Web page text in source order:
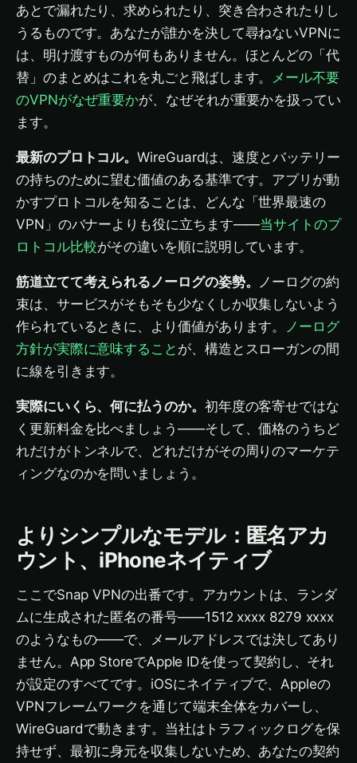
あとで漏れたり、求められたり、突き合わされたりし
うるものです。あなたが誰かを決して尋ねないVPNに
は、明け渡すものが何もありません。ほとんどの「代
替」のまとめはこれを丸ごと飛ばします。 メール不要
のVPNがなぜ重要かが、なぜそれが重要かを扱ってい
ます。
最新のプロトコル。WireGuardは、速度とバッテリー
の持ちのために望む価値のある基準です。アプリが動
かすプロトコルを知ることは、どんな「世界最速の
VPN」のバナーよりも役に立ちます——当サイトのプ
ロトコル比較がその違いを順に説明しています。
筋道立てて考えられるノーログの姿勢。 ノーログの約
束は、サービスがそもそも少なくしか収集しないよう
作られているときに、より価値があります。
ノーログ
方針が実際に意味すること が、構造とスローガンの間
に線を引きます。
実際にいくら、何に払うのか。 初年度の客寄せではな
く更新料金を比べましょう——そして、価格のうちど
れだけがトンネルで、どれだけがその周りのマーケテ
ィングなのかを問いましょう。
よりシンプルなモデル：匿名アカ
ウント、iPhoneネイティブ
ここでSnap VPNの出番です。アカウントは、ランダ
ムに生成された匿名の番号——1512 xxxx 8279 xxxx
のようなもの——で、メールアドレスでは決してあり
ません。App StoreでApple IDを使って契約し、それ
が設定のすべてです。iOSにネイティブで、Appleの
VPNフレームワークを通じて端末全体をカバーし、
WireGuardで動きます。当社はトラフィックログを保
持せず、最初に身元を収集しないため、あなたの契約